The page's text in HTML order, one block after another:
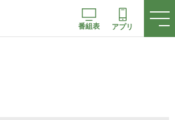
番組表 アプリ